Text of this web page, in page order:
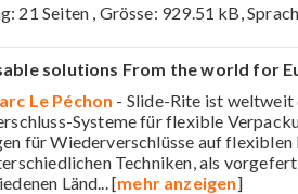
21 Seiten , Grösse: 929.51 kB,
solutions From the world for
Le Péchon - Slide-Rite ist
Systeme für flexible
für Wiederverschlüsse auf
Techniken, als
Länd... [mehr anzeigen]